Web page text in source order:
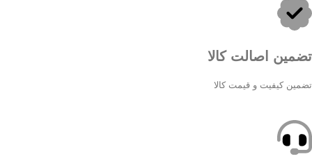
تضمین اصالت کالا
تضمین کیفیت و قیمت کالا